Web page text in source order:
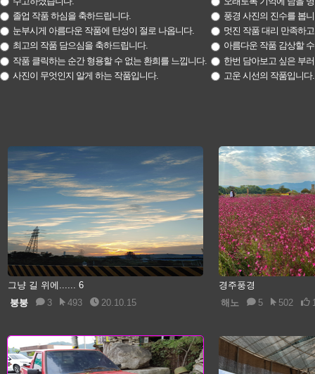
졸업 작품 하심을 축하드립니다.
풍경 사진의 진수를 봅
눈부시게 아름다운 작품에 탄성이 절로 나옵니다.
멋진 작품 대리 만족하
최고의 작품 담으심을 축하드립니다.
아름다운 작품 감상할
작품 클릭하는 순간 형용할 수 없는 환희를 느낍니다.
한번 담아보고 싶은 부
사진이 무엇인지 알게 하는 작품입니다.
고운 시선의 작품입니다.
그냥 길 위에...... 6
붕붕
3 493 20.10.15
경주풍경
해노
5 502